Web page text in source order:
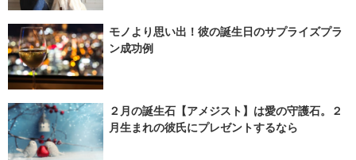
モノより思い出！彼の誕生日のサプライズプラ
ン成功例
２月の誕生石【アメジスト】は愛の守護石。２
月生まれの彼氏にプレゼントするなら